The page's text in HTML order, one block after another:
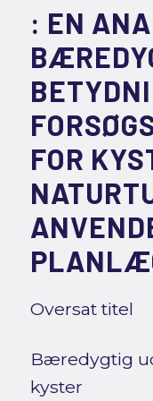
: EN
FOR
Oversat titel
Bæredygtig
kyster